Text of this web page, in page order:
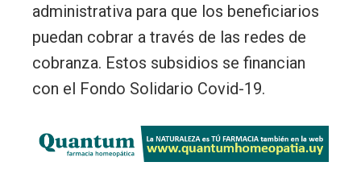
administrativa para que los beneficiarios
puedan cobrar a través de las redes de
cobranza. Estos subsidios se financian
con el Fondo Solidario Covid-19.